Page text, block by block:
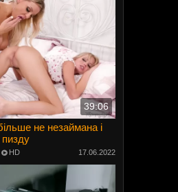
39:06
не незаймана і
HD 17.06.2022